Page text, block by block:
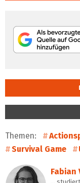
Themen:
Survival Game
Fabian